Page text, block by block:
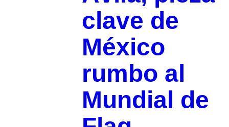
clave de
México
rumbo al
Mundial de